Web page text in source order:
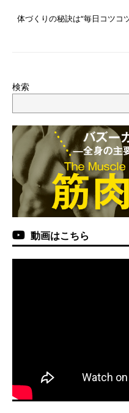
体づくりの秘訣は“毎日コツコ
検索
動画はこちら